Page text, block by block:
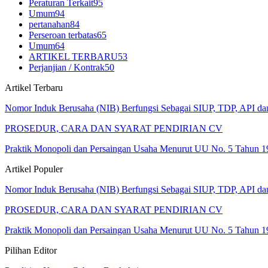
Peraturan Terkait95
Umum94
pertanahan84
Perseroan terbatas65
Umum64
ARTIKEL TERBARU53
Perjanjian / Kontrak50
Artikel Terbaru
Nomor Induk Berusaha (NIB) Berfungsi Sebagai SIUP, TDP, API
PROSEDUR, CARA DAN SYARAT PENDIRIAN CV
Praktik Monopoli dan Persaingan Usaha Menurut UU No. 5 Tahun
Artikel Populer
Nomor Induk Berusaha (NIB) Berfungsi Sebagai SIUP, TDP, API
PROSEDUR, CARA DAN SYARAT PENDIRIAN CV
Praktik Monopoli dan Persaingan Usaha Menurut UU No. 5 Tahun
Pilihan Editor